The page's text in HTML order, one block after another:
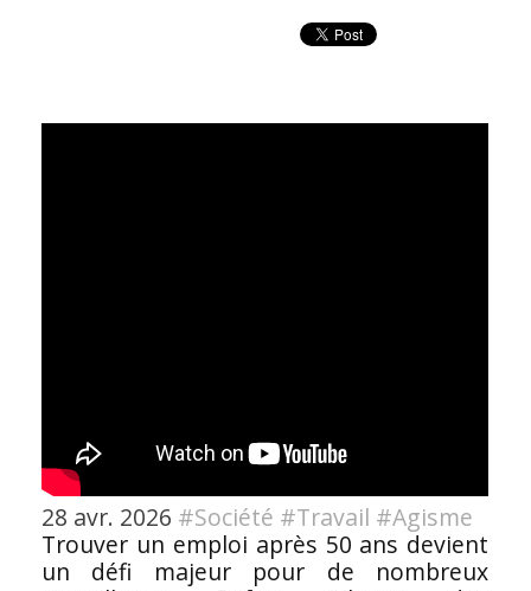
28 avr. 2026 #Société #Travail #Agisme
Trouver un emploi après 50 ans devient
un défi majeur pour de nombreux